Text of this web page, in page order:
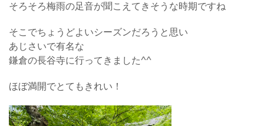
そろそろ梅雨の足音が聞こえてきそうな時期ですね
そこでちょうどよいシーズンだろうと思い
あじさいで有名な
鎌倉の長谷寺に行ってきました^^
ほぼ満開でとてもきれい！